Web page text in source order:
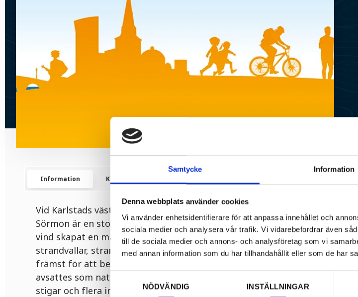
Samtycke Information
Denna webbplats använder cookies
Vi använder enhetsidentifierare för att anpassa innehållet och
sociala medier och analysera vår trafik. Vi vidarebefordrar även
till de sociala medier och annons- och analysföretag som vi
med annan information som du har tillhandahållit eller som de har
NÖDVÄNDIG
INSTÄLLNINGAR
Information Karta
Vid Karlstads västra infart kan du finna Sörmons naturreservat.
Sörmon är en stor isälvsavlagring, ett randdelta, där vatten och
vind skapat en mängd intressanta markformer såsom dyner,
strandvallar, strandterrasser och klapperstensvallar. Det var
främst för att bevara dessa geologiska värden som Sörmon
avsattes som naturreservat 1985. I området finns gott om
stigar och flera informationstavlor som berättar ingående om